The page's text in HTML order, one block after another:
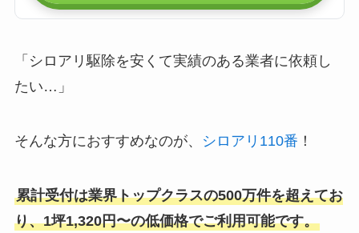
「シロアリ駆除を安くて実績のある業者に依頼し
たい…」
そんな方におすすめなのが、 シロアリ110番 ！
累計受付は業界トップクラスの500万件を超えてお
り、1坪1,320円〜の低価格でご利用可能です。